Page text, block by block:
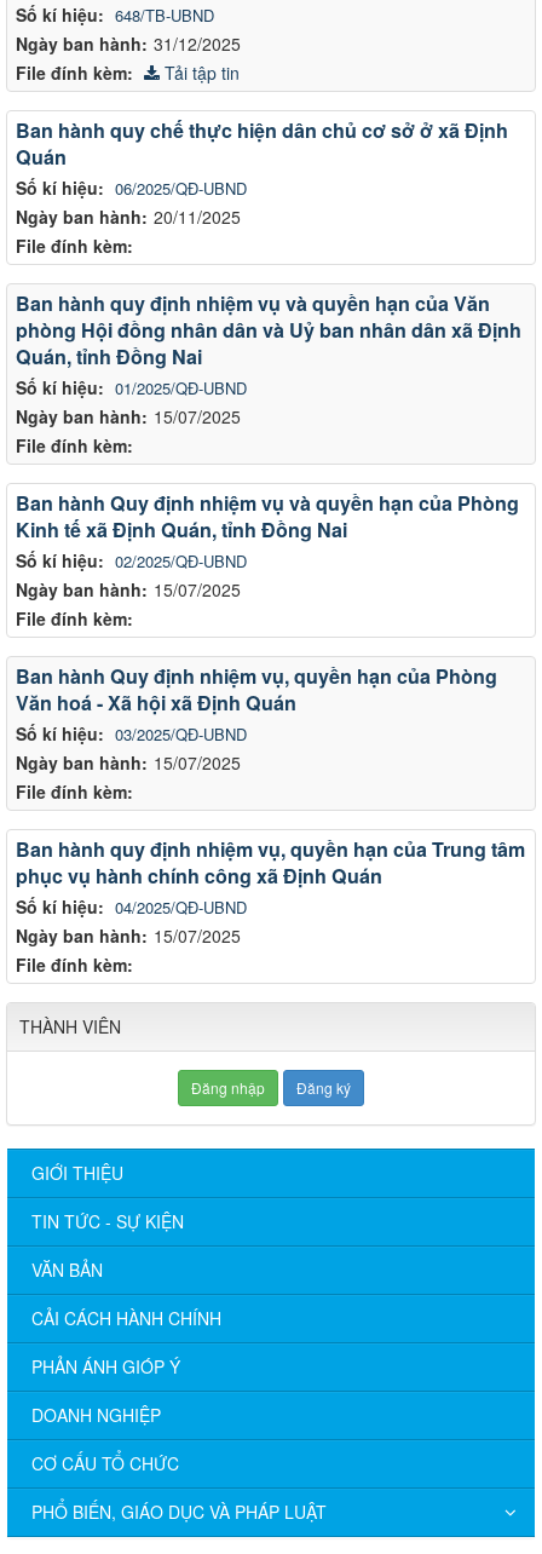
Số kí hiệu: 648/TB-UBND
Ngày ban hành: 31/12/2025
File đính kèm: Tải tập tin
Số kí hiệu: 06/2025/QĐ-UBND
Ngày ban hành: 20/11/2025
Ban hành quy chế thực hiện dân chủ cơ sở ở xã Định
Quán
File đính kèm:
Số kí hiệu: 01/2025/QĐ-UBND
Ngày ban hành: 15/07/2025
Ban hành quy định nhiệm vụ và quyền hạn của Văn
phòng Hội đồng nhân dân và Uỷ ban nhân dân xã Định
Quán, tỉnh Đồng Nai
File đính kèm:
Số kí hiệu: 02/2025/QĐ-UBND
Ngày ban hành: 15/07/2025
Ban hành Quy định nhiệm vụ và quyền hạn của Phòng
Kinh tế xã Định Quán, tỉnh Đồng Nai
File đính kèm:
Số kí hiệu: 03/2025/QĐ-UBND
Ngày ban hành: 15/07/2025
Ban hành Quy định nhiệm vụ, quyền hạn của Phòng
Văn hoá - Xã hội xã Định Quán
File đính kèm:
Số kí hiệu: 04/2025/QĐ-UBND
Ngày ban hành: 15/07/2025
Ban hành quy định nhiệm vụ, quyền hạn của Trung tâm
phục vụ hành chính công xã Định Quán
File đính kèm:
THÀNH VIÊN
Đăng nhập Đăng ký
GIỚI THIỆU
TIN TỨC - SỰ KIỆN
VĂN BẢN
CẢI CÁCH HÀNH CHÍNH
PHẢN ÁNH GIÓP Ý
DOANH NGHIỆP
CƠ CẤU TỔ CHỨC
PHỔ BIẾN, GIÁO DỤC VÀ PHÁP LUẬT